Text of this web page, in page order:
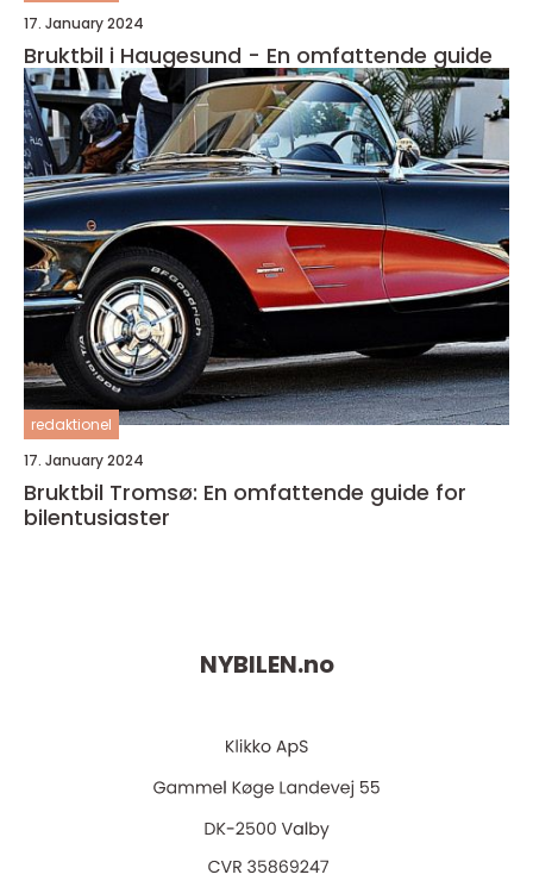
17. January 2024
Bruktbil i Haugesund - En omfattende guide
redaktionel
17. January 2024
Bruktbil Tromsø: En omfattende guide for
bilentusiaster
NYBILEN.no